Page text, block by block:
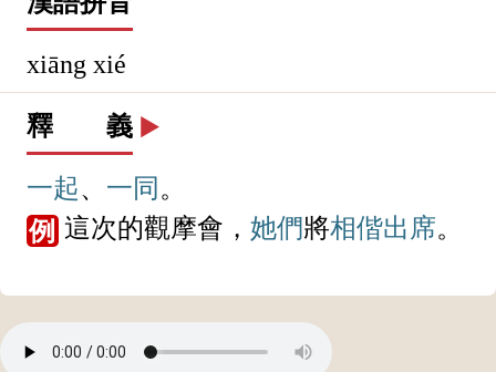
xiāng xié
釋 義 ▶️
一起、 一同 。
例 這次的觀摩會， 她們將相偕出席。